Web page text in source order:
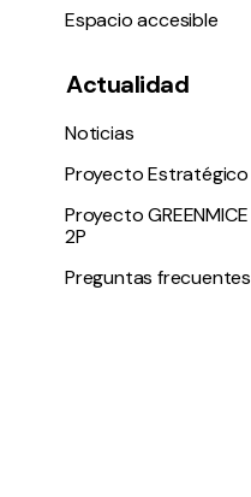
Espacio accesible
Actualidad
Noticias
Proyecto Estratégico
Proyecto GREENMICE
2P
Preguntas frecuentes